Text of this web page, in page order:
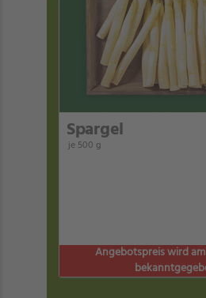
Spargel
je 500 g
Angebotspreis wird am